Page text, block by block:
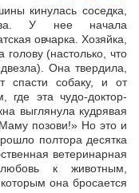
кинулась соседка,
У нее начала
овчарка. Хозяйка,
голову (настолько, что
Она твердила,
спасти собаку, и от
где эта чудо-доктор-
выглянула кудрявая
позови!» Но это и
полтора десятка
ветеринарная
к животным,
она бросается